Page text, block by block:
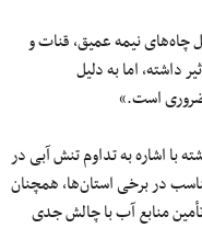
چاه‌های نیمه عمیق، قنات و
داشته، اما به دلیل
است.»
با اشاره به تداوم تنش آبی در
در برخی استان‌ها، همچنان
منابع آب با چالش جدی